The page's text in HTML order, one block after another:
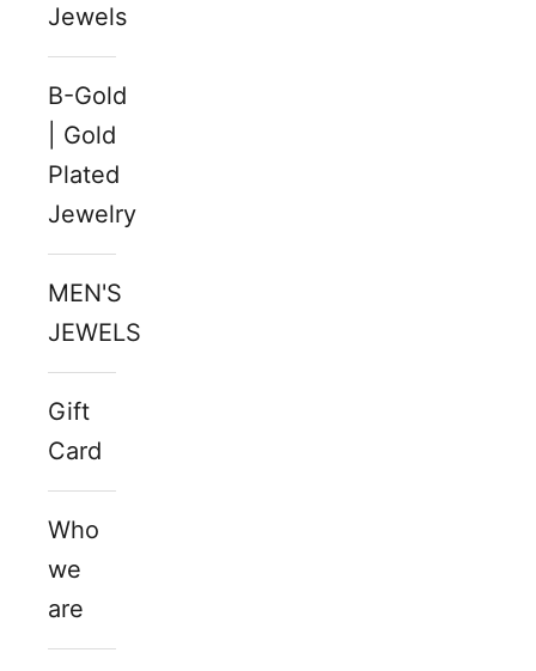
Jewels
B-Gold
| Gold
Plated
Jewelry
MEN'S
JEWELS
Gift
Card
Who
we
are